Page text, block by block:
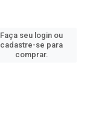
Faça seu login ou
cadastre-se para
comprar.